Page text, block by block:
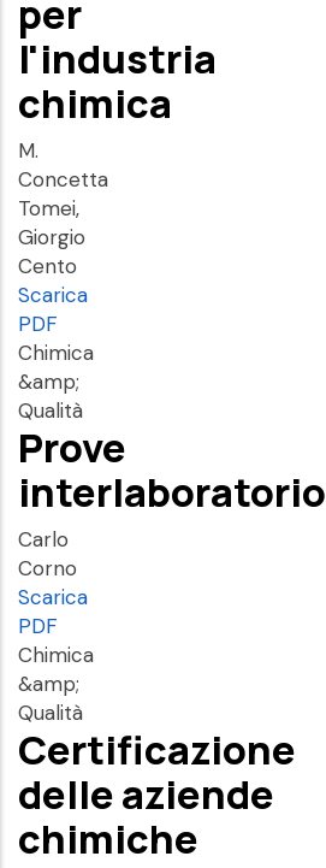
per
l'industria
chimica
M.
Concetta
Tomei,
Giorgio
Cento
Scarica
PDF
Chimica
&amp;
Qualità
Prove
interlaboratorio
Carlo
Corno
Scarica
PDF
Chimica
&amp;
Qualità
Certificazione
delle aziende
chimiche